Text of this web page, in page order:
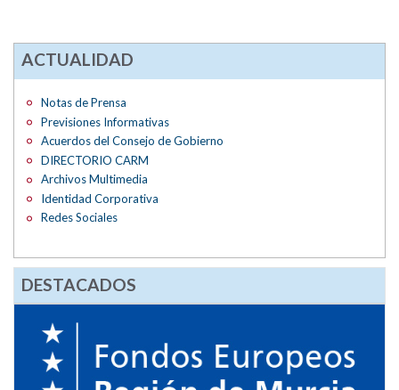
ACTUALIDAD
Notas de Prensa
Previsiones Informativas
Acuerdos del Consejo de Gobierno
DIRECTORIO CARM
Archivos Multimedia
Identidad Corporativa
Redes Sociales
DESTACADOS